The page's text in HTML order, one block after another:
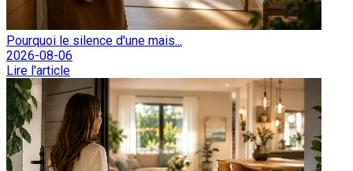
Pourquoi le silence d'une mais...
2026-08-06
Lire l'article